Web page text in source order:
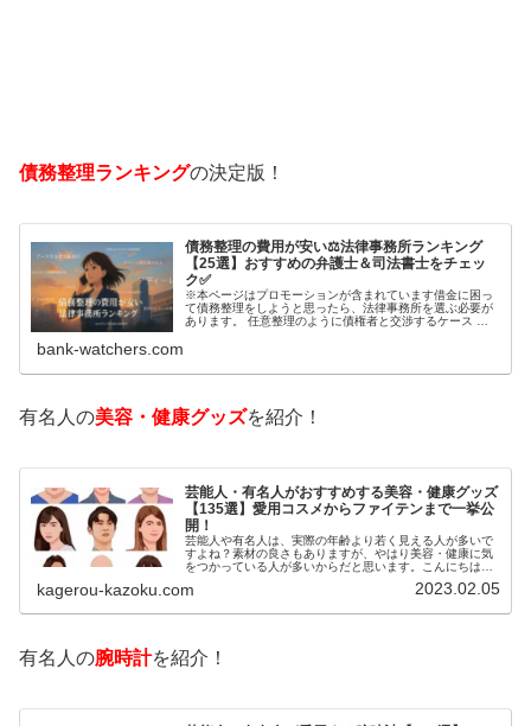
債務整理ランキングの決定版！
債務整理の費用が安い⚖️法律事務所ランキング
【25選】おすすめの弁護士＆司法書士をチェッ
ク✅
※本ページはプロモーションが含まれています借金に困っ
て債務整理をしようと思ったら、法律事務所を選ぶ必要が
あります。 任意整理のように債権者と交渉するケース 自
bank-watchers.com
有名人の美容・健康グッズを紹介！
芸能人・有名人がおすすめする美容・健康グッズ
【135選】愛用コスメからファイテンまで一挙公
開！
芸能人や有名人は、実際の年齢より若く見える人が多いで
すよね？素材の良さもありますが、やはり美容・健康に気
をつかっている人が多いからだと思います。こんにちは！
いるのでしょうか？今回は、芸能人…
kagerou-kazoku.com 2023.02.05
有名人の腕時計を紹介！